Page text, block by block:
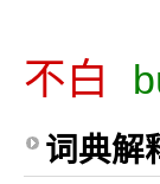
不白
词典解